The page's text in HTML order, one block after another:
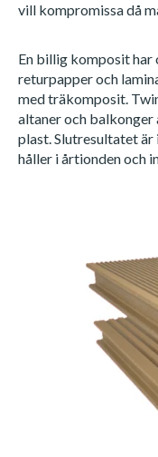
vill kompromissa då
En billig komposit
returpapper och
med träkomposit.
altaner och balkonger
plast. Slutresultatet
håller i årtionden och